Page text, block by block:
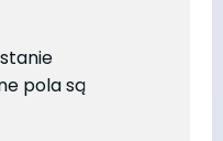
pola są